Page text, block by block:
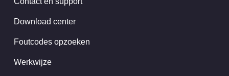
Download center
Foutcodes opzoeken
Werkwijze